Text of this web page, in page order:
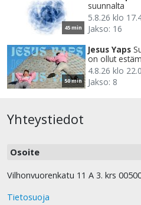
45 min
suunnalta
5.8.26 klo
Jakso: 16
50 min
Jesus Yaps
on ollut
4.8.26 klo
Jakso: 8
Yhteystiedot
Osoite
Vilhonvuorenkatu 11 A 3. krs
Tietosuoja